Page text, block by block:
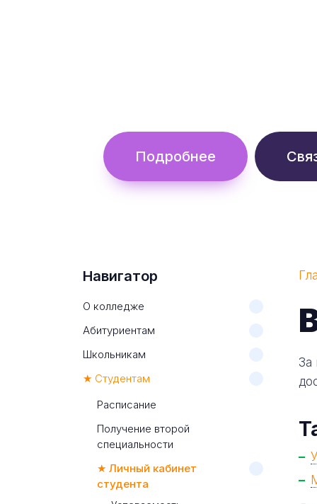
Подробнее
Навигатор
О колледже
Абитуриентам
Школьникам
★ Студентам
Расписание
Получение второй
специальности
★ Личный кабинет
студента
За